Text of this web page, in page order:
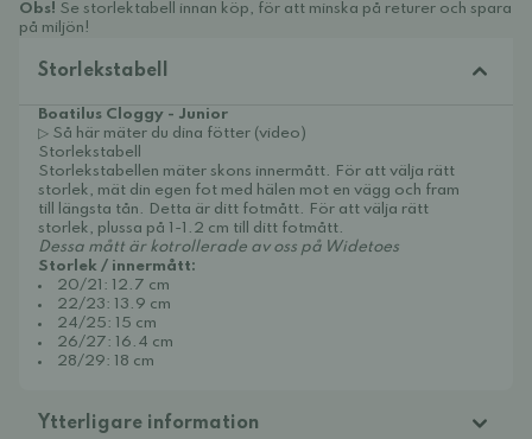
Obs! Se storlektabell innan köp, för att minska på returer och spara
på miljön!
Storlekstabell
Boatilus Cloggy - Junior
▷ Så här mäter du dina fötter (video)
Storlekstabell
Storlekstabellen mäter skons innermått. För att välja rätt
storlek, mät din egen fot med hälen mot en vägg och fram
till längsta tån. Detta är ditt fotmått. För att välja rätt
storlek, plussa på 1-1.2 cm till ditt fotmått.
Dessa mått är kotrollerade av oss på Widetoes
Storlek / innermått:
20/21: 12.7 cm
22/23: 13.9 cm
24/25: 15 cm
26/27: 16.4 cm
28/29: 18 cm
Ytterligare information